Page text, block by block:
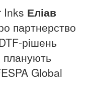
Inks Еліав
партнерство
рішень
планують
Global